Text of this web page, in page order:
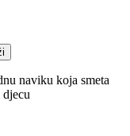
naviku koja smeta